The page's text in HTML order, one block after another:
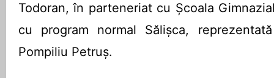
Todoran, în parteneriat cu Școala
cu program normal Sălișca,
Pompiliu Petruș.